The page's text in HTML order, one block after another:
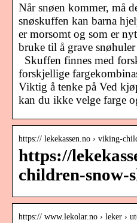
Når snøen kommer, må
snøskuffen kan barna
er morsomt og som er
bruke til å grave
Skuffen finnes med
forskjellige
Viktig å tenke på Ved
kan du ikke velge farge
https:// lekekassen.no › viking-
https://
children-snow-
https:// www.lekolar.no › leker ›